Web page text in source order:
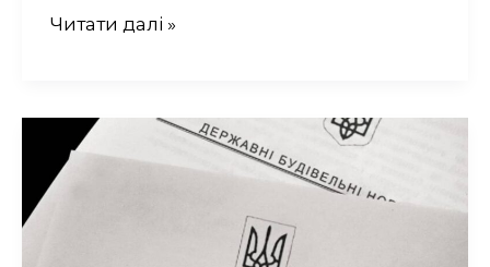
Генеральний
Рожанка
Славської
селищної
Читати далі »